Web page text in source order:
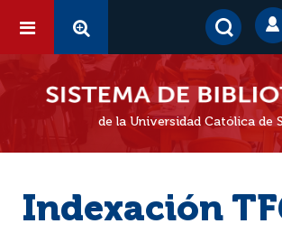
de la Universidad Católica de
Indexación